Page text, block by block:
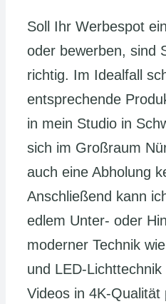
Soll Ihr Werbespot
oder bewerben, sind
richtig. Im Idealfall
entsprechende
in mein Studio in
sich im Großraum
auch eine Abholung
Anschließend kann
edlem Unter- oder
moderner Technik
und LED-
Videos in 4K-Qualität